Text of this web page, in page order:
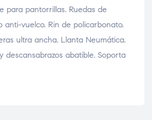
para pantorrillas. Ruedas de
anti-vuelco. Rin de policarbonato.
ultra ancha. Llanta Neumática.
descansabrazos abatible. Soporta